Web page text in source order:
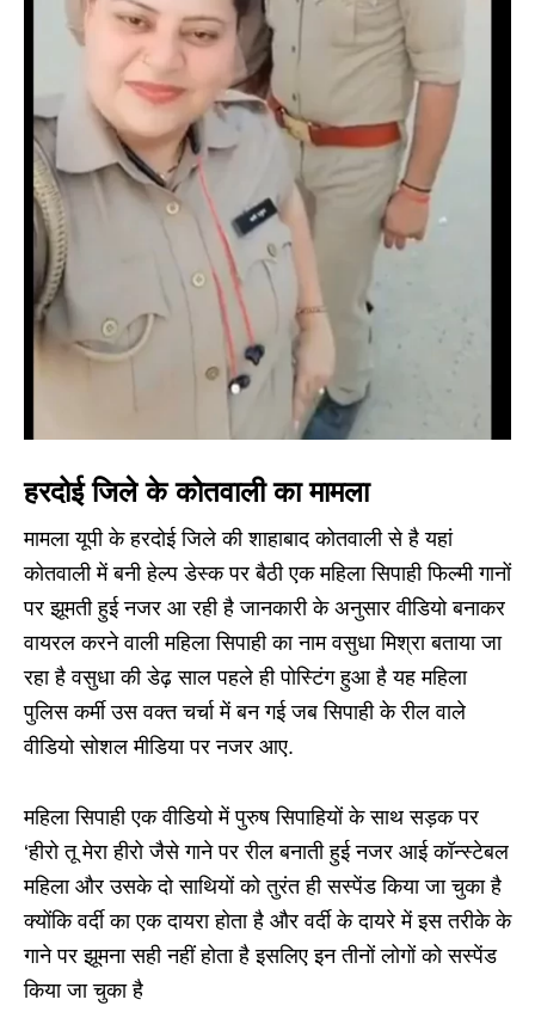
हरदोई जिले के कोतवाली का मामला
मामला यूपी के हरदोई जिले की शाहाबाद कोतवाली से है यहां
कोतवाली में बनी हेल्प डेस्क पर बैठी एक महिला सिपाही फिल्मी गानों
पर झूमती हुई नजर आ रही है जानकारी के अनुसार वीडियो बनाकर
वायरल करने वाली महिला सिपाही का नाम वसुधा मिश्रा बताया जा
रहा है वसुधा की डेढ़ साल पहले ही पोस्टिंग हुआ है यह महिला
पुलिस कर्मी उस वक्त चर्चा में बन गई जब सिपाही के रील वाले
वीडियो सोशल मीडिया पर नजर आए.
महिला सिपाही एक वीडियो में पुरुष सिपाहियों के साथ सड़क पर
‘हीरो तू मेरा हीरो जैसे गाने पर रील बनाती हुई नजर आई कॉन्स्टेबल
महिला और उसके दो साथियों को तुरंत ही सस्पेंड किया जा चुका है
क्योंकि वर्दी का एक दायरा होता है और वर्दी के दायरे में इस तरीके के
गाने पर झूमना सही नहीं होता है इसलिए इन तीनों लोगों को सस्पेंड
किया जा चुका है